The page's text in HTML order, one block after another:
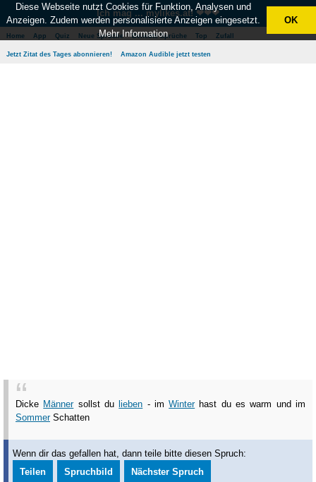
Ich mag ... mylikes.at! ❤❤❤
Home App Quiz Neue Sprüche Beliebte Sprüche Top Zufall
Jetzt Zitat des Tages abonnieren! Amazon Audible jetzt testen
Dicke Männersollst du lieben - imWinterhast du es warm und im
SommerSchatten
Wenn dir das gefallen hat, dann teile bitte diesen Spruch:
Teilen
Spruchbild Nächster Spruch
Diese Webseite nutzt Cookies für Funktion, Analysen und
Anzeigen. Zudem werden personalisierte Anzeigen eingesetzt.
Mehr Information
OK